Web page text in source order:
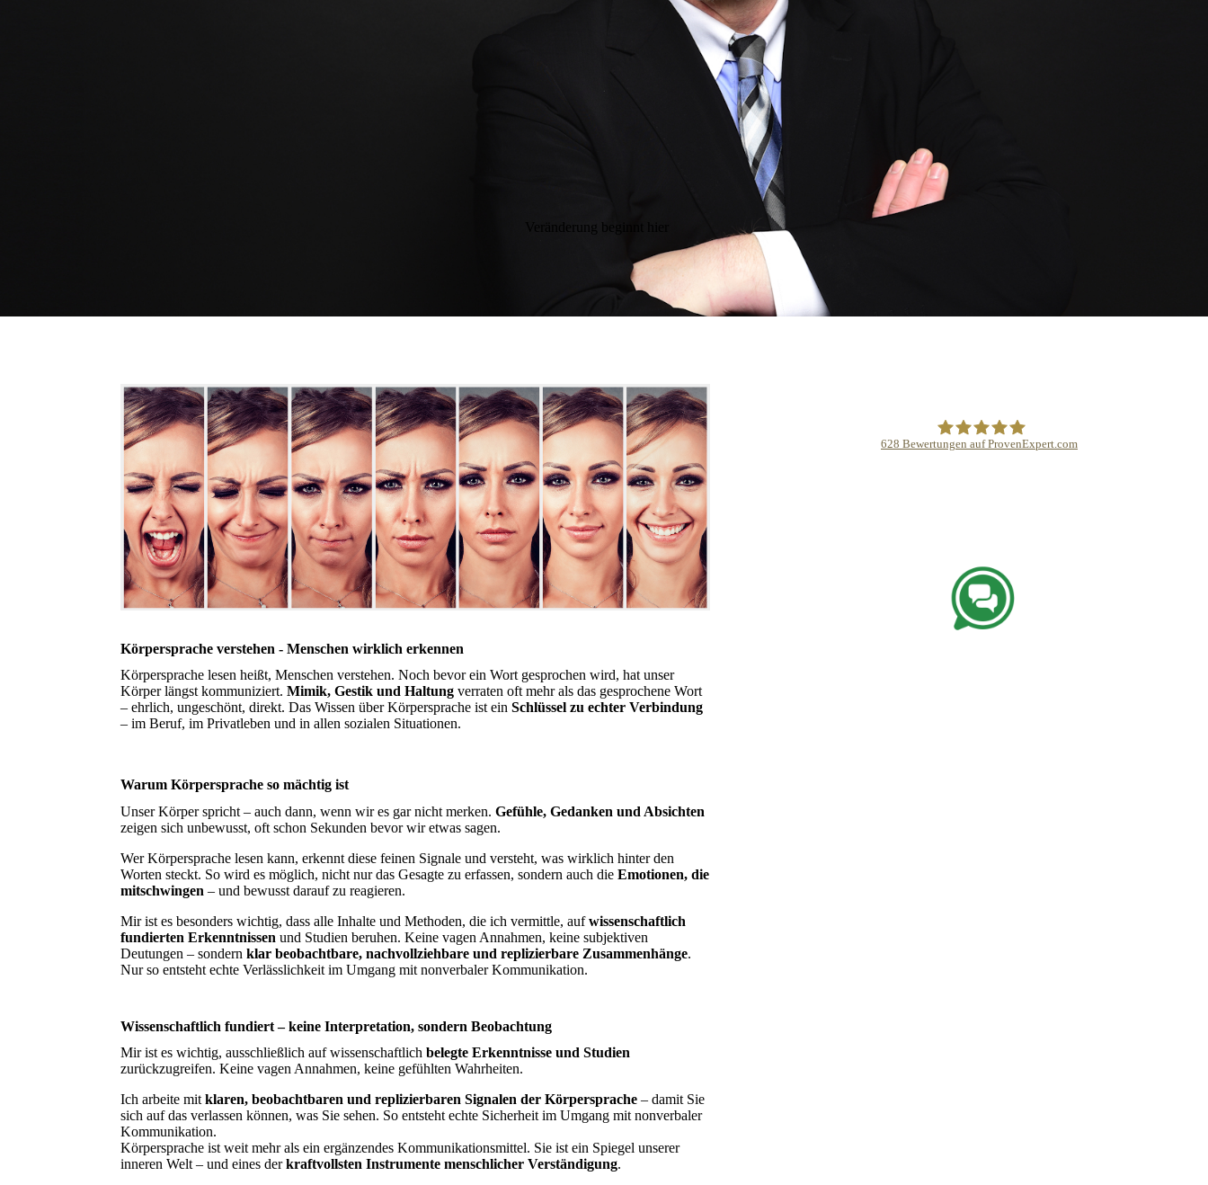
Veränderung beginnt hier
Körpersprache verstehen - Menschen wirklich erkennen
Körpersprache lesen heißt, Menschen verstehen. Noch bevor ein Wort gesprochen wird, hat unser
Körper längst kommuniziert.Mimik, Gestik und Haltung verraten oft mehr als das gesprochene Wort
– ehrlich, ungeschönt, direkt. Das Wissen über Körpersprache ist einSchlüssel zu echter Verbindung
– im Beruf, im Privatleben und in allen sozialen Situationen.
Warum Körpersprache so mächtig ist
Unser Körper spricht – auch dann, wenn wir es gar nicht merken.Gefühle, Gedanken und Absichten
zeigen sich unbewusst, oft schon Sekunden bevor wir etwas sagen.
Wer Körpersprache lesen kann, erkennt diese feinen Signale und versteht, was wirklich hinter den
Worten steckt. So wird es möglich, nicht nur das Gesagte zu erfassen, sondern auch dieEmotionen, die
mitschwingen– und bewusst darauf zu reagieren.
Mir ist es besonders wichtig, dass alle Inhalte und Methoden, die ich vermittle, aufwissenschaftlich
fundierten Erkenntnissen und Studien beruhen. Keine vagen Annahmen, keine subjektiven
Deutungen – sondernklar beobachtbare, nachvollziehbare und replizierbare Zusammenhänge.
Nur so entsteht echte Verlässlichkeit im Umgang mit nonverbaler Kommunikation.
Wissenschaftlich fundiert – keine Interpretation, sondern Beobachtung
Mir ist es wichtig, ausschließlich auf wissenschaftlichbelegte Erkenntnisse und Studien
zurückzugreifen. Keine vagen Annahmen, keine gefühlten Wahrheiten.
Ich arbeite mitklaren, beobachtbaren und replizierbaren Signalen der Körpersprache – damit Sie
sich auf das verlassen können, was Sie sehen. So entsteht echte Sicherheit im Umgang mit nonverbaler
Kommunikation.
Körpersprache ist weit mehr als ein ergänzendes Kommunikationsmittel. Sie ist ein Spiegel unserer
inneren Welt – und eines derkraftvollsten Instrumente menschlicher Verständigung.